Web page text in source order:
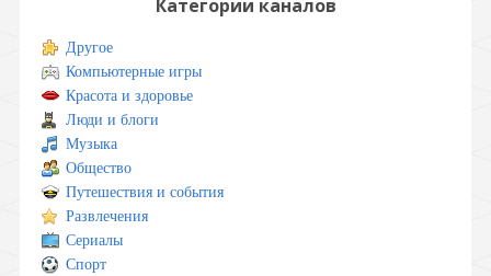
Категории каналов
Другое
Компьютерные игры
Красота и здоровье
Люди и блоги
Музыка
Общество
Путешествия и события
Развлечения
Сериалы
Спорт